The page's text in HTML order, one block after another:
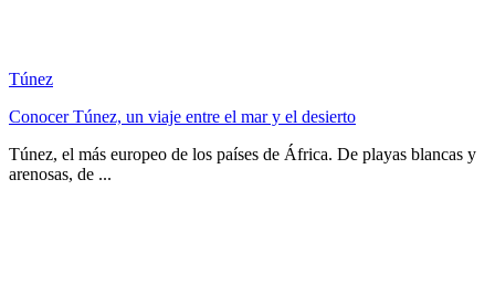
Túnez
Conocer Túnez, un viaje entre el mar y el desierto
Túnez, el más europeo de los países de África. De playas blancas y
arenosas, de ...